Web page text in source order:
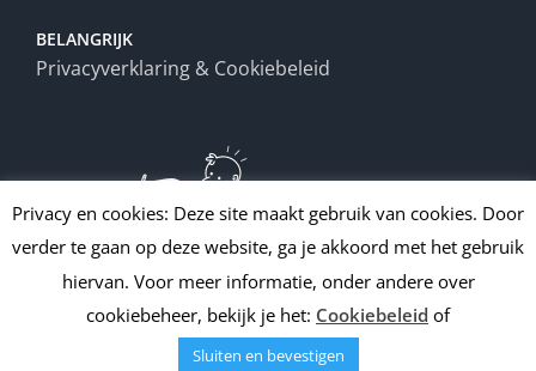
BELANGRIJK
Privacyverklaring & Cookiebeleid
2026 | All Rights Reserved | Draw up!
Privacy en cookies: Deze site maakt gebruik van cookies. Door
verder te gaan op deze website, ga je akkoord met het gebruik
hiervan. Voor meer informatie, onder andere over
cookiebeheer, bekijk je het: Cookiebeleid of
Sluiten en bevestigen